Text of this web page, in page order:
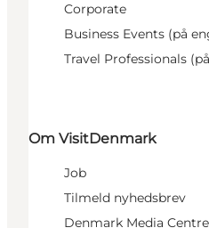
Corporate
Business Events (på
Travel Professionals
Om VisitDenmark
Job
Tilmeld nyhedsbrev
Denmark Media Centre